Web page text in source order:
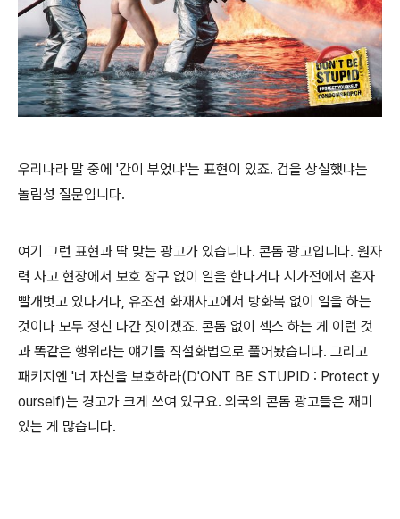
우리나라 말 중에 '간이 부었냐'는 표현이 있죠. 겁을 상실했냐는
놀림성 질문입니다.
여기 그런 표현과 딱 맞는 광고가 있습니다. 콘돔 광고입니다. 원자
력 사고 현장에서 보호 장구 없이 일을 한다거나 시가전에서 혼자
빨개벗고 있다거나, 유조선 화재사고에서 방화복 없이 일을 하는
것이나 모두 정신 나간 짓이겠죠. 콘돔 없이 섹스 하는 게 이런 것
과 똑같은 행위라는 얘기를 직설화법으로 풀어놨습니다. 그리고
패키지엔 '너 자신을 보호하라(D'ONT BE STUPID : Protect y
ourself)는 경고가 크게 쓰여 있구요. 외국의 콘돔 광고들은 재미
있는 게 많습니다.